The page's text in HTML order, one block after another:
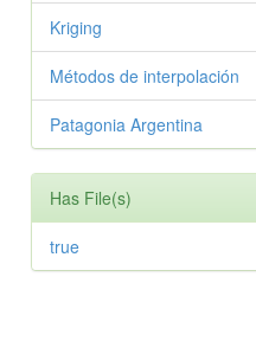
Kriging
Métodos de interpolación
Patagonia Argentina
Has File(s)
true